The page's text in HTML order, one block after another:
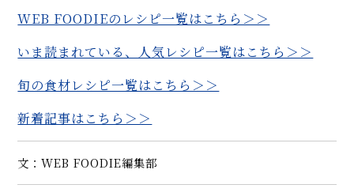
WEB FOODIEのレシピ一覧はこちら＞＞
いま読まれている、人気レシピ一覧はこちら＞＞
旬の食材レシピ一覧はこちら＞＞
新着記事はこちら＞＞
文：WEB FOODIE編集部